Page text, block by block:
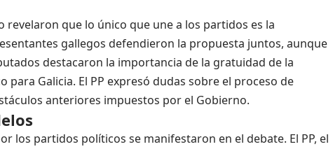
revelaron que lo único que une a los partidos es la
gallegos defendieron la propuesta juntos, aunque
destacaron la importancia de la gratuidad de la
para Galicia. El PP expresó dudas sobre el proceso de
anteriores impuestos por el Gobierno.
los partidos políticos se manifestaron en el debate. El PP, el